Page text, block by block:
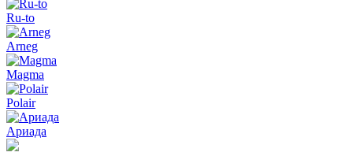
Ru-to
Arneg
Magma
Polair
Ариада